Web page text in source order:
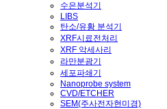
수은분석기
LIBS
탄소/유황 분석기
XRF시료전처리
XRF 악세사리
라만분광기
세포파쇄기
Nanoprobe system
CVD/ETCHER
SEM(주사전자현미경)